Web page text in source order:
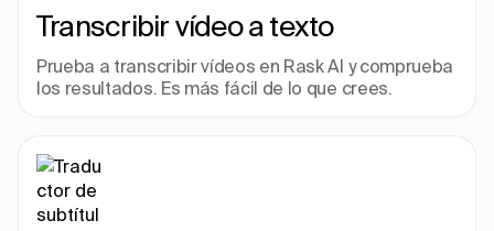
Transcribir vídeo a texto
Prueba a transcribir vídeos en Rask AI y comprueba
los resultados. Es más fácil de lo que crees.